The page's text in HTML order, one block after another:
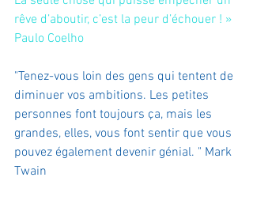
rêve d’aboutir, c’est la peur d’échouer ! »
Paulo Coelho
"Tenez-vous loin des gens qui tentent de
diminuer vos ambitions. Les petites
personnes font toujours ça, mais les
grandes, elles, vous font sentir que vous
pouvez également devenir génial. " Mark
Twain